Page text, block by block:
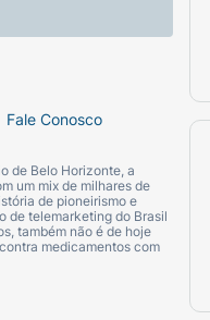
Fale Conosco
de Belo Horizonte, a
um mix de milhares de
de pioneirismo e
de telemarketing do Brasil
também não é de hoje
medicamentos com